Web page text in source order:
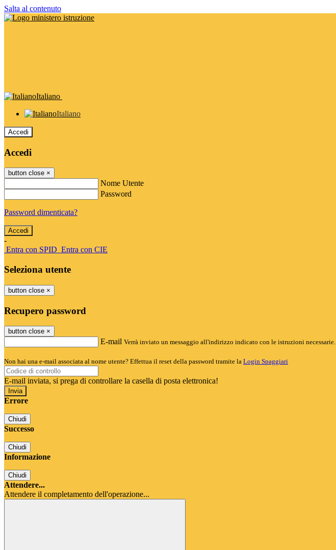
Salta al contenuto
Italiano
Italiano
Accedi
Accedi
button close ×
Nome Utente
Password
Password dimenticata?
-
Entra con SPID Entra con CIE
Seleziona utente
button close ×
Recupero password
button close ×
E-mail Verrà inviato un messaggio all'indirizzo indicato con le istruzioni necessarie.
Non hai una e-mail associata al nome utente? Effettua il reset della password tramite la Login Spaggiari
E-mail inviata, si prega di controllare la casella di posta elettronica!
Errore
Chiudi
Successo
Chiudi
Informazione
Chiudi
Attendere...
Attendere il completamento dell'operazione...